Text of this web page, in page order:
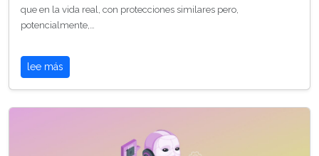
que en la vida real, con protecciones similares pero,
potencialmente,…
lee más